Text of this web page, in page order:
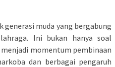
generasi muda yang bergabung
Ini bukan hanya soal
momentum pembinaan
dan berbagai pengaruh